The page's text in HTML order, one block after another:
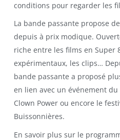
conditions pour regarder les
La bande passante propose
depuis à prix modique.
riche entre les films en Super
expérimentaux, les clips…
bande passante a proposé
en lien avec un événement
Clown Power ou encore le
Buissonnières.
En savoir plus sur le